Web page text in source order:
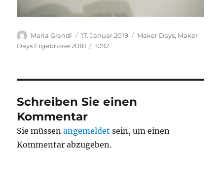
Autor
Maria Grandl
Veröffentlicht
am
17. Januar 2019 Kategorien
Maker Days, Maker
Days Ergebnisse 2018
Schlagwörter
1092
Schreiben Sie einen
Kommentar
Sie müssenangemeldet sein, um einen
Kommentar abzugeben.